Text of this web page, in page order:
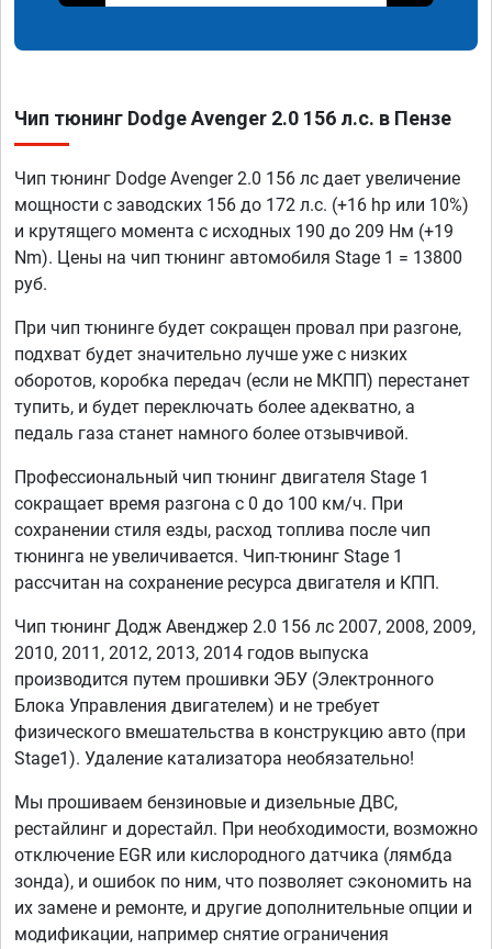
Чип тюнинг Dodge Avenger 2.0 156 л.с. в Пензе
Чип тюнинг Dodge Avenger 2.0 156 лс дает увеличение
мощности с заводских 156 до 172 л.с. (+16 hp или 10%)
и крутящего момента с исходных 190 до 209 Нм (+19
Nm). Цены на чип тюнинг автомобиля Stage 1 = 13800
руб.
При чип тюнинге будет сокращен провал при разгоне,
подхват будет значительно лучше уже с низких
оборотов, коробка передач (если не МКПП) перестанет
тупить, и будет переключать более адекватно, а
педаль газа станет намного более отзывчивой.
Профессиональный чип тюнинг двигателя Stage 1
сокращает время разгона с 0 до 100 км/ч. При
сохранении стиля езды, расход топлива после чип
тюнинга не увеличивается. Чип-тюнинг Stage 1
рассчитан на сохранение ресурса двигателя и КПП.
Чип тюнинг Додж Авенджер 2.0 156 лс 2007, 2008, 2009,
2010, 2011, 2012, 2013, 2014 годов выпуска
производится путем прошивки ЭБУ (Электронного
Блока Управления двигателем) и не требует
физического вмешательства в конструкцию авто (при
Stage1). Удаление катализатора необязательно!
Мы прошиваем бензиновые и дизельные ДВС,
рестайлинг и дорестайл. При необходимости, возможно
отключение EGR или кислородного датчика (лямбда
зонда), и ошибок по ним, что позволяет сэкономить на
их замене и ремонте, и другие дополнительные опции и
модификации, например снятие ограничения